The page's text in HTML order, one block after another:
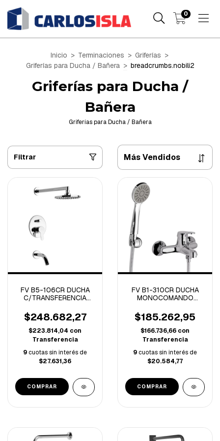
0
Inicio > Terminaciones > Griferías >
Griferías para Ducha / Bañera > breadcrumbs.nobili2
Griferías para Ducha /
Bañera
Griferías para Ducha / Bañera
Filtrar
FV B5-106CR DUCHA
C/TRANSFERENCIA
PUELO CROMO
$248.682,27
$223.814,04 con
Transferencia
9cuotas sin interés de
$27.631,36
FV B1-310CR DUCHA
MONOCOMANDO
C/TRANSFERENCIA
ARIZONA CROMO
$185.262,95
$166.736,66 con
Transferencia
9cuotas sin interés de
$20.584,77